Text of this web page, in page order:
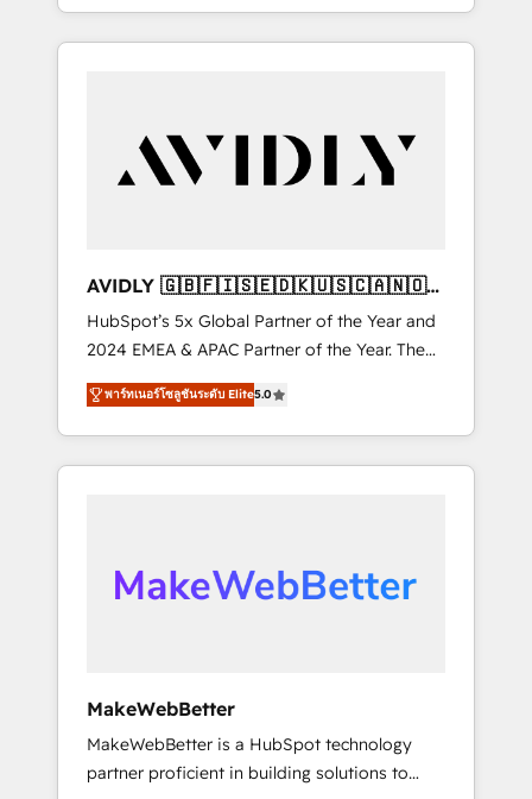
specialize in both strategic RevOps planning
and hands-on technical execution - building
Services - Managed IT (MSP) - Franchises -
Professional Services - And more! How we
Custom integrations and workflow
automation ✔️ User adoption programs,
training, and enablement Through project-
based engagements and ongoing RevOps
partnerships, we guide organizations through
the revenue maturity model - delivering the
right improvements at the right time so
AVIDLY 🇬🇧🇫🇮🇸🇪🇩🇰🇺🇸🇨🇦🇳🇴
🇩🇪🇦🇺🇳🇿
HubSpot’s 5x Global Partner of the Year and
2024 EMEA & APAC Partner of the Year. The
world’s most experienced and fully
accredited HubSpot Solutions Partner. 🚀
With 2,750+ HubSpot projects delivered and
370+ specialists across EMEA, APAC and NAM,
automation, we turn complexity into clarity,
human at global scale. 🏆 HubSpot’s CEO
พาร์ทเนอร์โซลูชันระดับ Elite5.0
MakeWebBetter
MakeWebBetter is a HubSpot technology
partner proficient in building solutions to